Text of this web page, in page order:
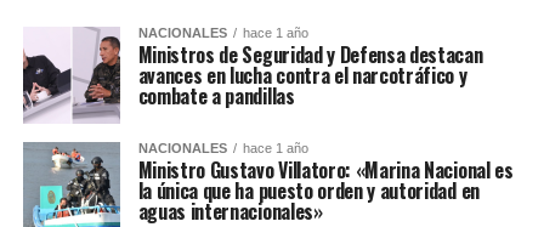
NACIONALES hace 1 año
Ministros de Seguridad y Defensa destacan
avances en lucha contra el narcotráfico y
combate a pandillas
NACIONALES hace 1 año
Ministro Gustavo Villatoro: «Marina Nacional es
la única que ha puesto orden y autoridad en
aguas internacionales»